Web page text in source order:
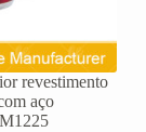
revestimento
aço